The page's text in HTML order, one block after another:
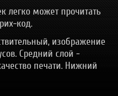
легко может прочитать
код.
изображение
Средний слой -
печати. Нижний